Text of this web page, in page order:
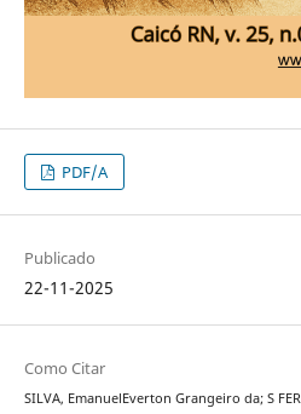
PDF/A
Publicado
22-11-2025
Como Citar
SILVA, EmanuelEverton Grangeiro da; S